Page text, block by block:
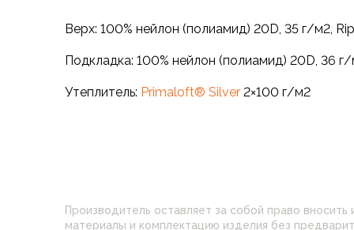
Кроссовки
Повседневные кроссовки
Кроссовки треккинговые
Гамаши, бахилы
Верх: 100% нейлон (полиамид) 20D, 35 г/м2,
Подкладка: 100% нейлон (полиамид) 20D, 36
Утеплитель: Primaloft® Silver 2×100 г/м2
Производитель оставляет за собой право вносить
материалы и комплектацию изделия без предварительного уведомления